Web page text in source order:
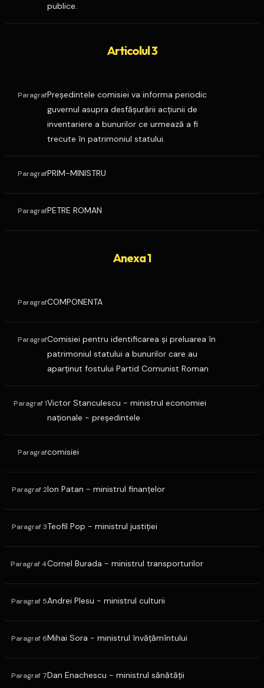
publice.
Articolul 3
ParagrafPreşedintele comisiei va informa periodic
guvernul asupra desfăşurării acţiunii de
inventariere a bunurilor ce urmează a fi
trecute în patrimoniul statului.
ParagrafPRIM-MINISTRU
ParagrafPETRE ROMAN
Anexa 1
ParagrafCOMPONENTA
ParagrafComisiei pentru identificarea şi preluarea în
patrimoniul statului a bunurilor care au
aparţinut fostului Partid Comunist Roman
Paragraf 1Victor Stanculescu - ministrul economiei
naţionale - preşedintele
Paragrafcomisiei
Paragraf 2Ion Patan - ministrul finanţelor
Paragraf 3Teofil Pop - ministrul justiţiei
Paragraf 4Cornel Burada - ministrul transporturilor
Paragraf 5Andrei Plesu - ministrul culturii
Paragraf 6Mihai Sora - ministrul învăţămîntului
Paragraf 7Dan Enachescu - ministrul sănătăţii